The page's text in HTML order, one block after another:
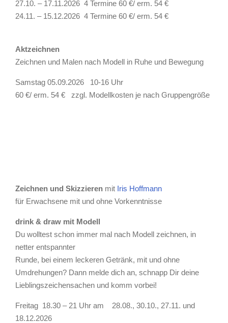
27.10. – 17.11.2026 4 Termine 60 €/ erm. 54 €
24.11. – 15.12.2026 4 Termine 60 €/ erm. 54 €
Aktzeichnen
Zeichnen und Malen nach Modell in Ruhe und Bewegung
Samstag 05.09.2026 10-16 Uhr
60 €/ erm. 54 € zzgl. Modellkosten je nach Gruppengröße
Zeichnen und Skizzieren mit Iris Hoffmann
für Erwachsene mit und ohne Vorkenntnisse
drink & draw mit Modell
Du wolltest schon immer mal nach Modell zeichnen, in
netter entspannter
Runde, bei einem leckeren Getränk, mit und ohne
Umdrehungen? Dann melde dich an, schnapp Dir deine
Lieblingszeichensachen und komm vorbei!
Freitag 18.30 – 21 Uhr am 28.08., 30.10., 27.11. und
18.12.2026